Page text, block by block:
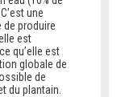
une
produire
est
qu’elle est
globale de
de
du plantain.